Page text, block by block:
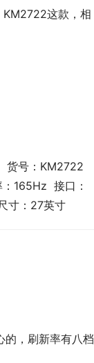
KM2722这款，相
货号：KM2722
165Hz  接口：
寸：27英寸
的，刷新率有八档